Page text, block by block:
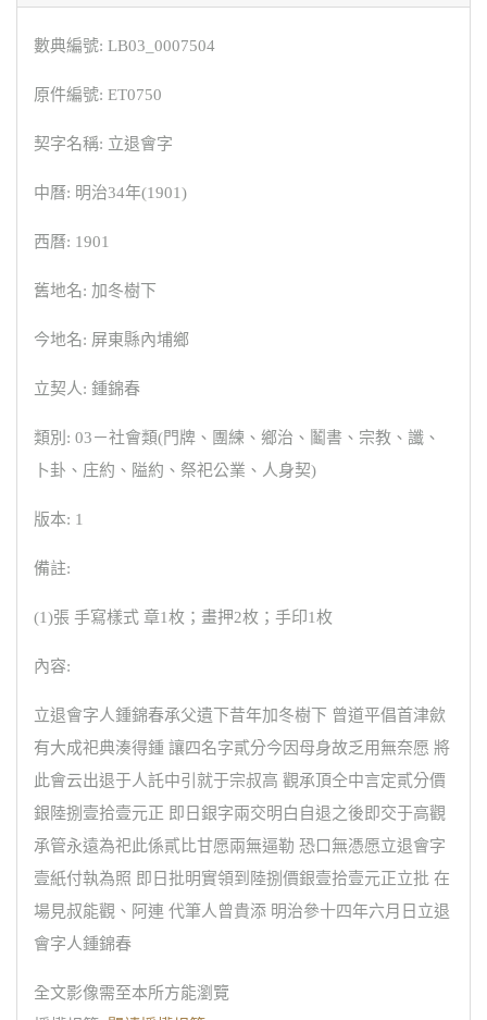
數典編號: LB03_0007504
原件編號: ET0750
契字名稱: 立退會字
中曆: 明治34年(1901)
西曆: 1901
舊地名: 加冬樹下
今地名: 屏東縣內埔鄉
立契人: 鍾錦春
類別: 03－社會類(門牌、團練、鄉治、鬮書、宗教、讖、
卜卦、庄約、隘約、祭祀公業、人身契)
版本: 1
備註:
(1)張 手寫樣式 章1枚；畫押2枚；手印1枚
內容:
立退會字人鍾錦春承父遺下昔年加冬樹下 曾道平倡首津歛
有大成祀典湊得鍾 讓四名字貳分今因母身故乏用無奈愿 將
此會云出退于人託中引就于宗叔高 觀承頂仝中言定貳分價
銀陸捌壹拾壹元正 即日銀字兩交明白自退之後即交于高觀
承管永遠為祀此係貳比甘愿兩無逼勒 恐口無憑愿立退會字
壹紙付執為照 即日批明實領到陸捌價銀壹拾壹元正立批 在
場見叔能觀、阿連 代筆人曾貴添 明治參十四年六月日立退
會字人鍾錦春
全文影像需至本所方能瀏覽